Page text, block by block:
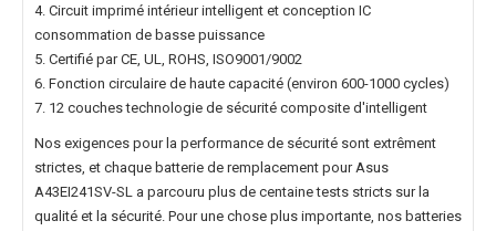
4. Circuit imprimé intérieur intelligent et conception IC
consommation de basse puissance
5. Certifié par CE, UL, ROHS, ISO9001/9002
6. Fonction circulaire de haute capacité (environ 600-1000 cycles)
7. 12 couches technologie de sécurité composite d'intelligent
Nos exigences pour la performance de sécurité sont extrêment
strictes, et chaque batterie de remplacement pour Asus
A43EI241SV-SL a parcouru plus de centaine tests stricts sur la
qualité et la sécurité. Pour une chose plus importante, nos batteries